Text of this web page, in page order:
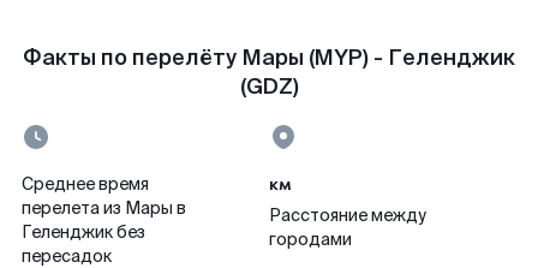
Факты по перелёту Мары (MYP) - Геленджик
(GDZ)
Среднее время
перелета из Мары в
Геленджик без
пересадок
км
Расстояние между
городами